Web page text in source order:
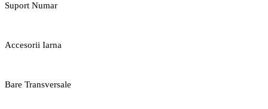
Suport Numar
Accesorii Iarna
Bare Transversale